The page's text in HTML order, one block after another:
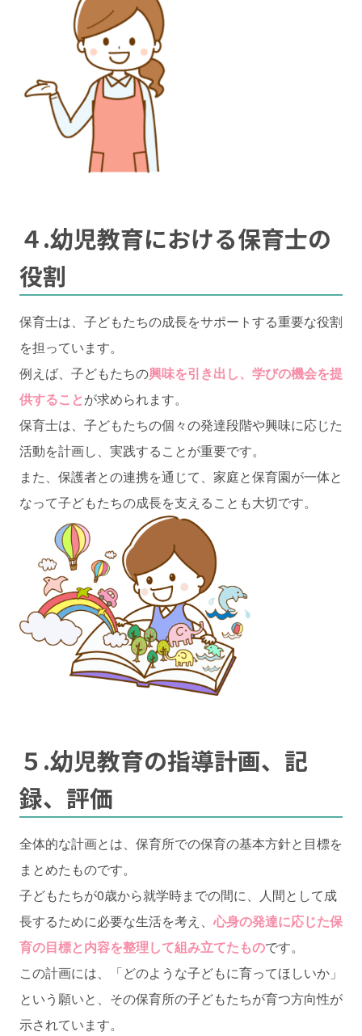
４.幼児教育における保育士の
役割
保育士は、子どもたちの成長をサポートする重要な役割
を担っています。
例えば、子どもたちの興味を引き出し、学びの機会を提
供することが求められます。
保育士は、子どもたちの個々の発達段階や興味に応じた
活動を計画し、実践することが重要です。
また、保護者との連携を通じて、家庭と保育園が一体と
なって子どもたちの成長を支えることも大切です。
５.幼児教育の指導計画、記
録、評価
全体的な計画とは、保育所での保育の基本方針と目標を
まとめたものです。
子どもたちが0歳から就学時までの間に、人間として成
長するために必要な生活を考え、心身の発達に応じた保
育の目標と内容を整理して組み立てたものです。
この計画には、「どのような子どもに育ってほしいか」
という願いと、その保育所の子どもたちが育つ方向性が
示されています。